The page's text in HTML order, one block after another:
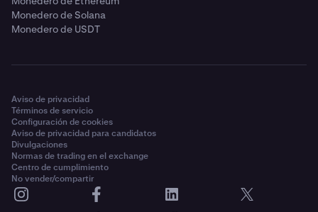
Monedero de Solana
Monedero de USDT
Aviso de privacidad
Términos de servicio
Configuración de cookies
Aviso de privacidad para candidatos
Divulgaciones
Normas de trading en el exchange
Centro de cumplimiento
No vender/compartir